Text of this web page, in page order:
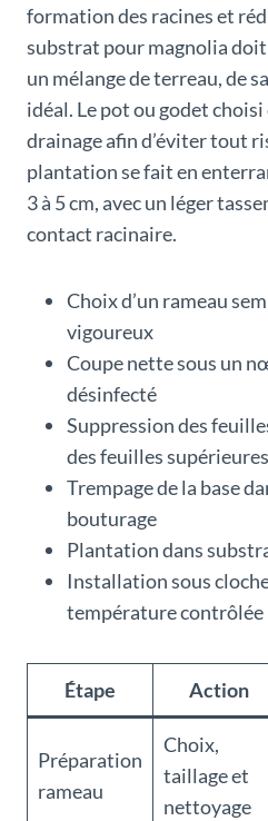
formation des racines et
substrat pour magnolia
un mélange de terreau, de
idéal. Le pot ou godet
drainage afin d’éviter tout
plantation se fait en
3 à 5 cm, avec un léger
contact racinaire.
Choix d’un rameau
vigoureux
Coupe nette sous un
désinfecté
Suppression des
des feuilles
Trempage de la base
bouturage
Plantation dans
Installation sous
température contrôlée
Étape Action
Préparation
rameau
Choix,
taillage et
nettoyage